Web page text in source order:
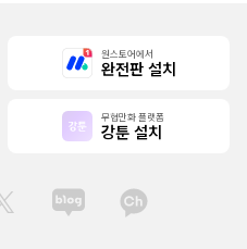
원스토어에서
완전판 설치
무협만화 플랫폼
강툰 설치